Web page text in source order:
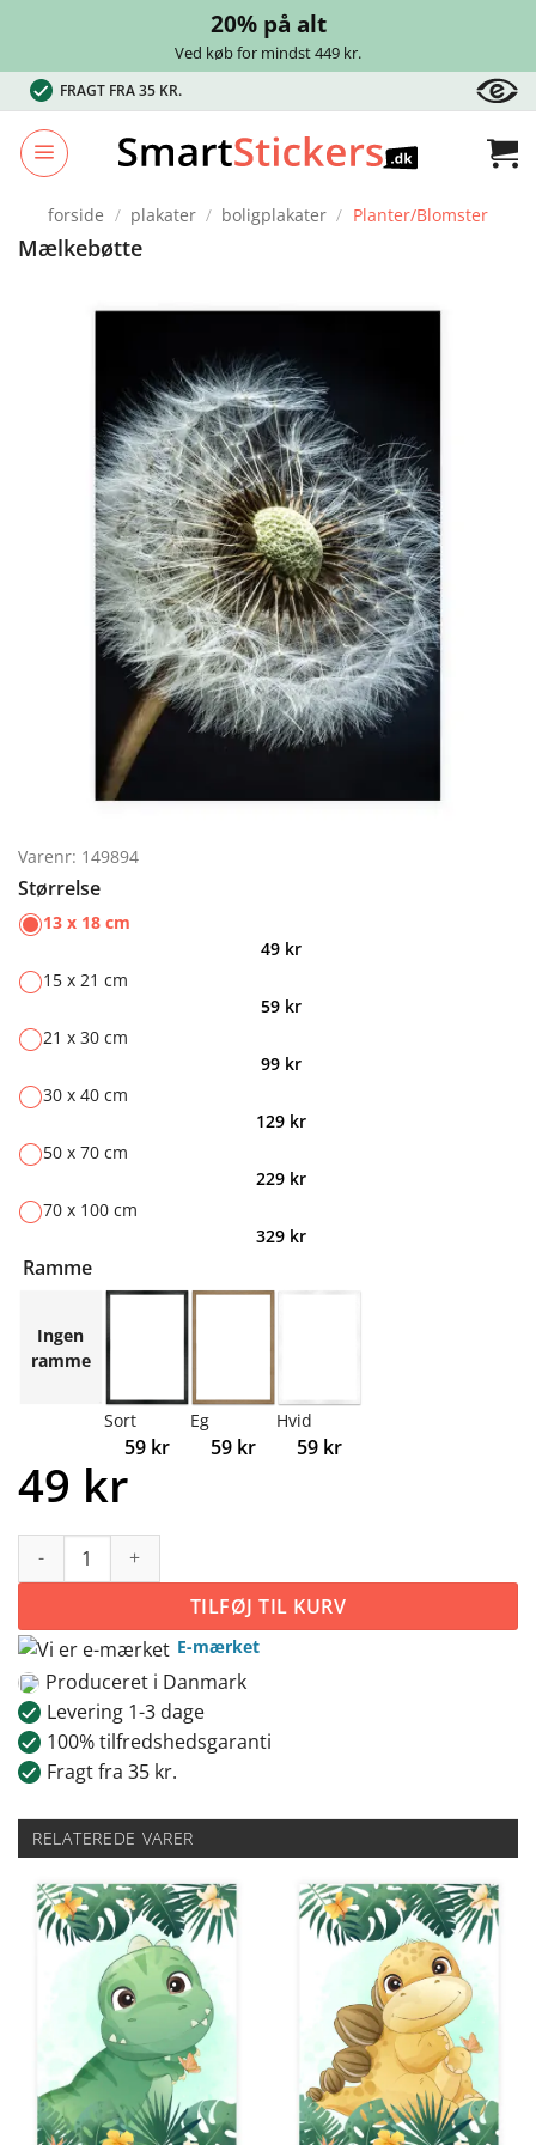
20% på alt
Ved køb for mindst 449 kr.
Fortsæt
til
indhold
FRAGT FRA 35 KR.
forside / plakater / boligplakater / Planter/Blomster
Mælkebøtte
Varenr: 149894
Størrelse
13 x 18 cm
49 kr
15 x 21 cm
59 kr
21 x 30 cm
99 kr
30 x 40 cm
129 kr
50 x 70 cm
229 kr
70 x 100 cm
329 kr
Ramme
Ingen
ramme
Sort
59 kr
Eg
59 kr
Hvid
59 kr
49 kr
Mælkebøtte antal
TILFØJ TIL KURV
E-mærket
Produceret i Danmark
Levering 1-3 dage
100% tilfredshedsgaranti
Fragt fra 35 kr.
RELATEREDE VARER